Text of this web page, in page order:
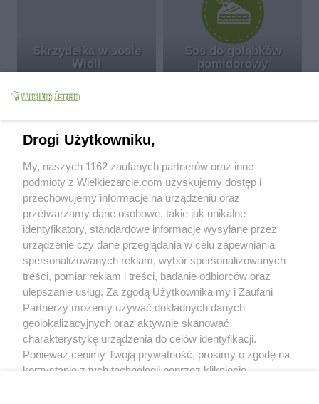
Skrzydełka w sosie
Wioli
Sos do gołąbków
pomidorowy
Pulpety w sosie
pomidorowym
1m 1.6k 196
wiola99
Od kiedy z nami:
2005-02-12
Status:
aktywny (offline)
Forum posts:
0
Sent comments:
18
Last comments:
Wyróżnienia
Drogi Użytkowniku,
My, naszych 1162 zaufanych partnerów oraz inne
podmioty z Wielkiezarcie.com uzyskujemy dostęp i
przechowujemy informacje na urządzeniu oraz
przetwarzamy dane osobowe, takie jak unikalne
identyfikatory, standardowe informacje wysyłane przez
urządzenie czy dane przeglądania w celu zapewniania
spersonalizowanych reklam, wybór spersonalizowanych
treści, pomiar reklam i treści, badanie odbiorców oraz
ulepszanie usług. Za zgodą Użytkownika my i Zaufani
Partnerzy możemy używać dokładnych danych
geolokalizacyjnych oraz aktywnie skanować
charakterystykę urządzenia do celów identyfikacji.
Ponieważ cenimy Twoją prywatność, prosimy o zgodę na
korzystanie z tych technologii poprzez kliknięcie
zmienić/wycofać klikając przycisk ustawień prywatności